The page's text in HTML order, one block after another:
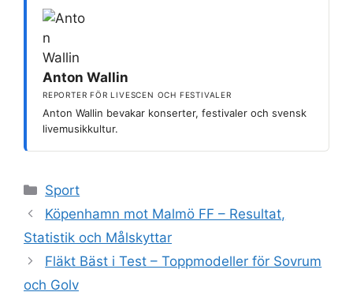
Anton Wallin
REPORTER FÖR LIVESCEN OCH FESTIVALER
Anton Wallin bevakar konserter, festivaler och svensk
livemusikkultur.
Kategorier
Sport
Köpenhamn mot Malmö FF – Resultat,
Statistik och Målskyttar
Fläkt Bäst i Test – Toppmodeller för Sovrum
och Golv